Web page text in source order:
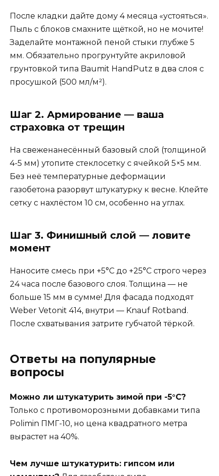
После кладки дайте дому 4 месяца «устояться».
Пыль с блоков смахните щёткой, но не мочите!
Заделайте монтажной пеной стыки глубже 5
мм. Обязательно прогрунтуйте акриловой
грунтовкой типа Baumit HandPutz в два слоя с
просушкой (500 мл/м²).
Шаг 2. Армирование — ваша
страховка от трещин
На свеженанесённый базовый слой (толщиной
4-5 мм) утопите стеклосетку с ячейкой 5×5 мм.
Без неё температурные деформации
газобетона разорвут штукатурку к весне. Клейте
сетку с нахлёстом 10 см, особенно на углах.
Шаг 3. Финишный слой — ловите
момент
Наносите смесь при +5°С до +25°С строго через
24 часа после базового слоя. Толщина — не
больше 15 мм в сумме! Для фасада подходят
Weber Vetonit 414, внутри — Knauf Rotband.
После схватывания затрите губчатой тёркой.
Ответы на популярные
вопросы
Можно ли штукатурить зимой при -5°С?
Только с противоморозными добавками типа
Polimin ПМГ-10, но цена квадратного метра
вырастет на 40%.
Чем лучше штукатурить: гипсом или